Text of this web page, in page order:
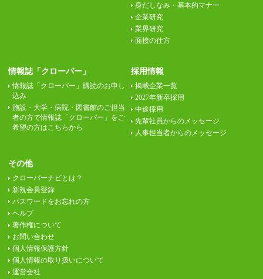
身だしなみ・基本的マナー
企業研究
業界研究
面接の仕方
情報誌「クローバー」
情報誌「クローバー」購読のお申し
込み
施設・大学・病院・図書館のご担当
者の方で情報誌「クローバー」をご
希望の方はこちらから
採用情報
掲載企業一覧
2027年新卒採用
中途採用
先輩社員からのメッセージ
人事担当者からのメッセージ
その他
クローバーナビとは？
新規会員登録
パスワードをお忘れの方
ヘルプ
著作権について
お問い合わせ
個人情報保護方針
個人情報の取り扱いについて
運営会社